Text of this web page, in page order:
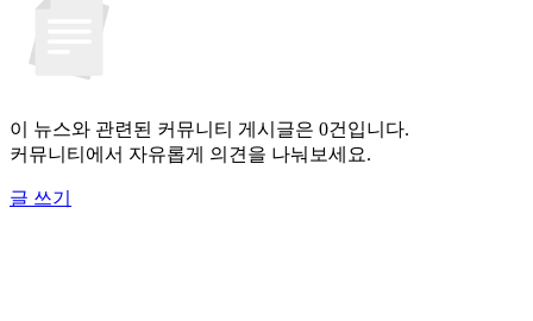
이 뉴스와 관련된 커뮤니티 게시글은 0건입니다.
커뮤니티에서 자유롭게 의견을 나눠보세요.
글 쓰기